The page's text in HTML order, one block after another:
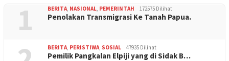
1 BERITA, NASIONAL, PEMERINTAH 172575 Dilihat
Penolakan Transmigrasi Ke Tanah Papua.
BERITA, PERISTIWA, SOSIAL 47935 Dilihat
Pemilik Pangkalan Elpiji yang di Sidak B…